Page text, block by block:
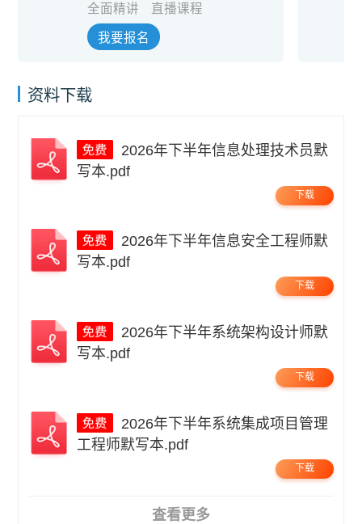
全面精讲 直播课程
我要报名
资料下载
写本.pdf
下载
写本.pdf
下载
写本.pdf
下载
工程师默写本.pdf
下载
查看更多